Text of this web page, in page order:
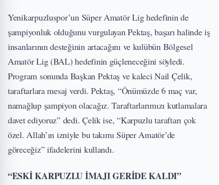
Yenikarpuzluspor’un Süper Amatör Lig hedefinin de
şampiyonluk olduğunu vurgulayan Pektaş, başarı halinde iş
insanlarının desteğinin artacağını ve kulübün Bölgesel
Amatör Lig (BAL) hedefinin güçleneceğini söyledi.
Program sonunda Başkan Pektaş ve kaleci Nail Çelik,
taraftarlara mesaj verdi. Pektaş, “Önümüzde 6 maç var,
namağlup şampiyon olacağız. Taraftarlarımızı kutlamalara
davet ediyoruz” dedi. Çelik ise, “Karpuzlu taraftarı çok
özel. Allah’ın izniyle bu takımı Süper Amatör’de
göreceğiz” ifadelerini kullandı.
“ESKİ KARPUZLU İMAJI GERİDE KALDI”